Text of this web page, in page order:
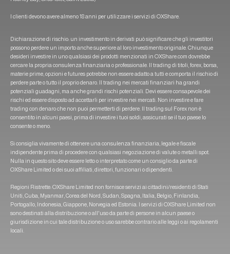
I clienti devono avere almeno 18 anni per utilizzare i servizi di OXShare.
Dichiarazione di rischio: un investimento in derivati può significare che gli investitori
possono perdere un importo anche superiore al loro investimento originale. Chiunque
desideri investire in uno qualsiasi dei prodotti menzionati in OXShare.com dovrebbe
cercare la propria consulenza finanziaria o professionale. Il trading di titoli, forex, borsa,
materie prime, opzioni e futures potrebbe non essere adatto a tutti e comporta il rischio di
perdere parte o tutto il proprio denaro. Il trading nei mercati finanziari ha grandi
potenziali guadagni, ma anche grandi rischi potenziali. Devi essere consapevole dei
rischi ed essere disposto ad accettarli per investire nei mercati. Non investire e fare
trading con denaro che non puoi permetterti di perdere. Il trading sul Forex non è
consentito in alcuni paesi, prima di investire i tuoi soldi, assicurati se il tuo paese lo
consente o meno.
Si consiglia vivamente di ottenere una consulenza finanziaria, legale e fiscale
indipendente prima di procedere con qualsiasi negoziazione di valute o metalli spot.
Nulla in questo sito deve essere letto o interpretato come un consiglio da parte di
OXShare Limited o dei suoi affiliati, direttori, funzionari o dipendenti.
Regioni Ristrette: OXShare Limited non fornisce servizi ai cittadini/residenti di Stati
Uniti, Cuba, Myanmar, Corea del Nord, Sudan, Spagna, Italia, Belgio, Finlandia,
Portogallo, Indonesia, Giappone, Norvegia ed Estonia. I servizi di OXShare Limited non
sono destinati alla distribuzione o all'uso da parte di persone in alcun paese o
giurisdizione in cui tale distribuzione o uso sarebbe contrario alle leggi o ai regolamenti
locali.